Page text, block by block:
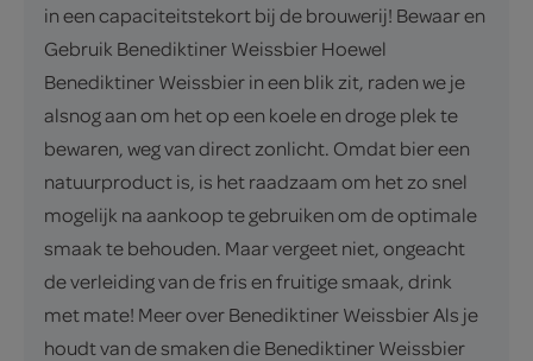
in een capaciteitstekort bij de brouwerij! Bewaar en
Gebruik Benediktiner Weissbier Hoewel
Benediktiner Weissbier in een blik zit, raden we je
alsnog aan om het op een koele en droge plek te
bewaren, weg van direct zonlicht. Omdat bier een
natuurproduct is, is het raadzaam om het zo snel
mogelijk na aankoop te gebruiken om de optimale
smaak te behouden. Maar vergeet niet, ongeacht
de verleiding van de fris en fruitige smaak, drink
met mate! Meer over Benediktiner Weissbier Als je
houdt van de smaken die Benediktiner Weissbier